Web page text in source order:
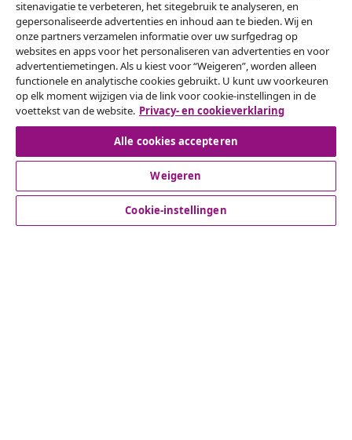
Herroeping van de overeenkomst
Een annulering voor je bestelling indienen
Herroeping van de overeenkomst
Klantenservice
sitenavigatie te verbeteren, het sitegebruik te analyseren, en
gepersonaliseerde advertenties en inhoud aan te bieden. Wij en
onze partners verzamelen informatie over uw surfgedrag op
websites en apps voor het personaliseren van advertenties en voor
advertentiemetingen. Als u kiest voor “Weigeren”, worden alleen
functionele en analytische cookies gebruikt. U kunt uw voorkeuren
op elk moment wijzigen via de link voor cookie-instellingen in de
voettekst van de website. Privacy- en cookieverklaring
Alle cookies accepteren
Weigeren
Cookie-instellingen